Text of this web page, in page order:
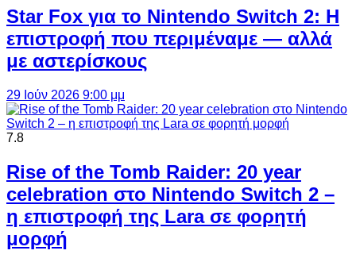
Star Fox για το Nintendo Switch 2: Η
επιστροφή που περιμέναμε — αλλά
με αστερίσκους
29 Ιούν 2026 9:00 μμ
7.8
Rise of the Tomb Raider: 20 year
celebration στο Nintendo Switch 2 –
η επιστροφή της Lara σε φορητή
μορφή